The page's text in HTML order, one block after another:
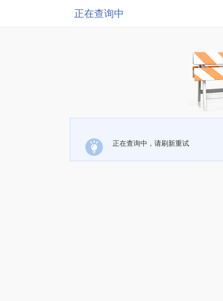
正在查询中
正在查询中，请刷新重试